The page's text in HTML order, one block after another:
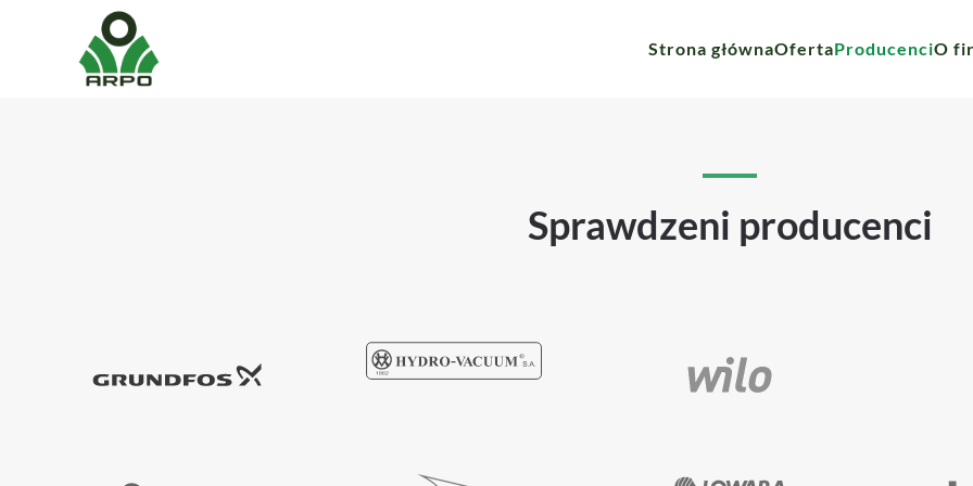
Przejdź do głównej treści Strona głównaOfertaProducenciO
Producentów
Sprawdzeni producenci